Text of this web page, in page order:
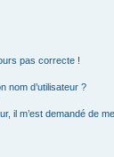
pas correcte !
nom d’utilisateur ?
il m’est demandé de